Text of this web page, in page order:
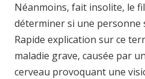
Néanmoins, fait insolite, le
déterminer si une personne
Rapide explication sur ce
maladie grave, causée par
cerveau provoquant une